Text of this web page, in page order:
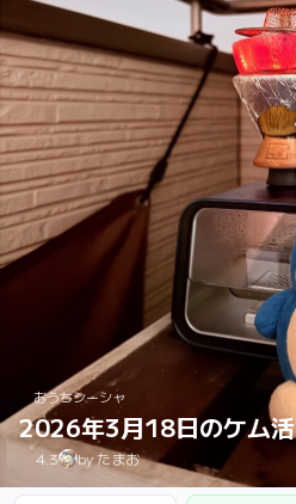
おうちシーシャ
2026年3月18日のケム活
4.3 by たまお